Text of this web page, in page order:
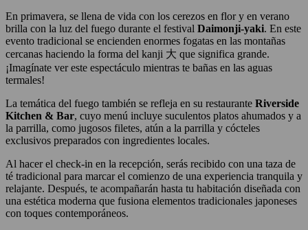
En primavera, se llena de vida con los cerezos en flor y en verano
brilla con la luz del fuego durante el festival Daimonji-yaki. En este
evento tradicional se encienden enormes fogatas en las montañas
cercanas haciendo la forma del kanji 大 que significa grande.
¡Imagínate ver este espectáculo mientras te bañas en las aguas
termales!
La temática del fuego también se refleja en su restaurante Riverside
Kitchen & Bar, cuyo menú incluye suculentos platos ahumados y a
la parrilla, como jugosos filetes, atún a la parrilla y cócteles
exclusivos preparados con ingredientes locales.
Al hacer el check-in en la recepción, serás recibido con una taza de
té tradicional para marcar el comienzo de una experiencia tranquila y
relajante. Después, te acompañarán hasta tu habitación diseñada con
una estética moderna que fusiona elementos tradicionales japoneses
con toques contemporáneos.